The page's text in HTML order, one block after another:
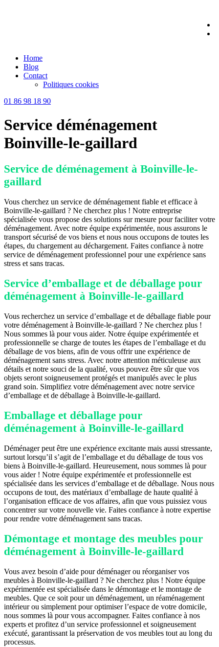
Home
Blog
Contact
Politiques cookies
01 86 98 18 90
Service déménagement
Boinville-le-gaillard
Service de déménagement à Boinville-le-
gaillard
Vous cherchez un service de déménagement fiable et efficace à
Boinville-le-gaillard ? Ne cherchez plus ! Notre entreprise
spécialisée vous propose des solutions sur mesure pour faciliter votre
déménagement. Avec notre équipe expérimentée, nous assurons le
transport sécurisé de vos biens et nous nous occupons de toutes les
étapes, du chargement au déchargement. Faites confiance à notre
service de déménagement professionnel pour une expérience sans
stress et sans tracas.
Service d’emballage et de déballage pour
déménagement à Boinville-le-gaillard
Vous recherchez un service d’emballage et de déballage fiable pour
votre déménagement à Boinville-le-gaillard ? Ne cherchez plus !
Nous sommes là pour vous aider. Notre équipe expérimentée et
professionnelle se charge de toutes les étapes de l’emballage et du
déballage de vos biens, afin de vous offrir une expérience de
déménagement sans stress. Avec notre attention méticuleuse aux
détails et notre souci de la qualité, vous pouvez être sûr que vos
objets seront soigneusement protégés et manipulés avec le plus
grand soin. Simplifiez votre déménagement avec notre service
d’emballage et de déballage à Boinville-le-gaillard.
Emballage et déballage pour
déménagement à Boinville-le-gaillard
Déménager peut être une expérience excitante mais aussi stressante,
surtout lorsqu’il s’agit de l’emballage et du déballage de tous vos
biens à Boinville-le-gaillard. Heureusement, nous sommes là pour
vous aider ! Notre équipe expérimentée et professionnelle est
spécialisée dans les services d’emballage et de déballage. Nous nous
occupons de tout, des matériaux d’emballage de haute qualité à
l’organisation efficace de vos affaires, afin que vous puissiez vous
concentrer sur votre nouvelle vie. Faites confiance à notre expertise
pour rendre votre déménagement sans tracas.
Démontage et montage des meubles pour
déménagement à Boinville-le-gaillard
Vous avez besoin d’aide pour déménager ou réorganiser vos
meubles à Boinville-le-gaillard ? Ne cherchez plus ! Notre équipe
expérimentée est spécialisée dans le démontage et le montage de
meubles. Que ce soit pour un déménagement, un réaménagement
intérieur ou simplement pour optimiser l’espace de votre domicile,
nous sommes là pour vous accompagner. Faites confiance à nos
experts et profitez d’un service professionnel et soigneusement
exécuté, garantissant la préservation de vos meubles tout au long du
processus.